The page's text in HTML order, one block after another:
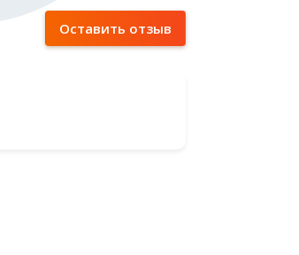
Оставить отзыв